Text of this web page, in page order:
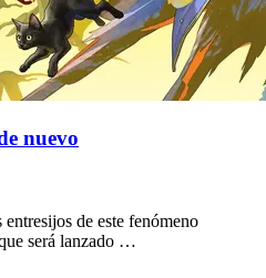
nuevo
de este fenómeno
será lanzado …